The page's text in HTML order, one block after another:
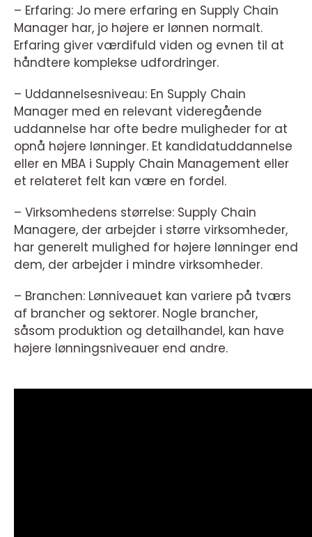
– Erfaring: Jo mere erfaring en Supply Chain
Manager har, jo højere er lønnen normalt.
Erfaring giver værdifuld viden og evnen til at
håndtere komplekse udfordringer.
– Uddannelsesniveau: En Supply Chain
Manager med en relevant videregående
uddannelse har ofte bedre muligheder for at
opnå højere lønninger. Et kandidatuddannelse
eller en MBA i Supply Chain Management eller
et relateret felt kan være en fordel.
– Virksomhedens størrelse: Supply Chain
Managere, der arbejder i større virksomheder,
har generelt mulighed for højere lønninger end
dem, der arbejder i mindre virksomheder.
– Branchen: Lønniveauet kan variere på tværs
af brancher og sektorer. Nogle brancher,
såsom produktion og detailhandel, kan have
højere lønningsniveauer end andre.